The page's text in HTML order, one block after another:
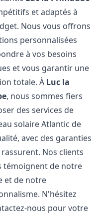
et adaptés à
Nous vous offrons
personnalisées
à vos besoins
et vous garantir une
totale. À Luc la
, nous sommes fiers
des services de
solaire Atlantic de
avec des garanties
Nos clients
témoignent de notre
et de notre
N'hésitez
nous pour votre